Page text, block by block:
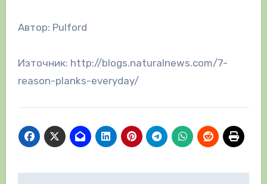
Автор: Pulford
Източник: http://blogs.naturalnews.com/7-
reason-planks-everyday/